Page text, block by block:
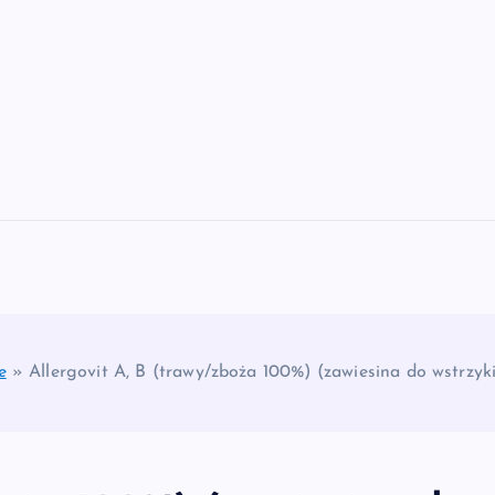
»Allergovit A, B (trawy/zboża 100%) (zawiesina do